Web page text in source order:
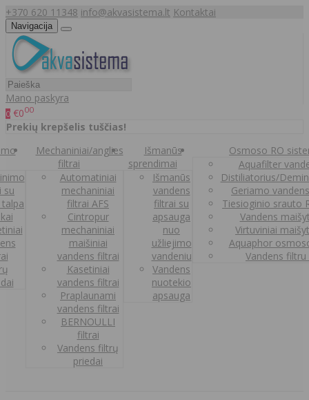
+370 620 11348 info@akvasistema.lt Kontaktai
Navigacija
Mano paskyra
0 €000
Prekių krepšelis tuščias!
su
Mechaniniai/anglies
filtrai
Automatiniai
mechaniniai
filtrai AFS
Cintropur
mechaniniai
maišiniai
vandens filtrai
Kasetiniai
vandens filtrai
Praplaunami
vandens filtrai
BERNOULLI
filtrai
Vandens filtrų
priedai
Išmanūs
sprendimai
Išmanūs
vandens
filtrai su
apsauga
nuo
užliejimo
vandeniu
Vandens
nuotekio
apsauga
Osmoso RO
Aquafilter
Distiliatorius/
Geriamo
Tiesioginio srauto
Vandens
Virtuviniai
Aquaphor
Vandens filtru